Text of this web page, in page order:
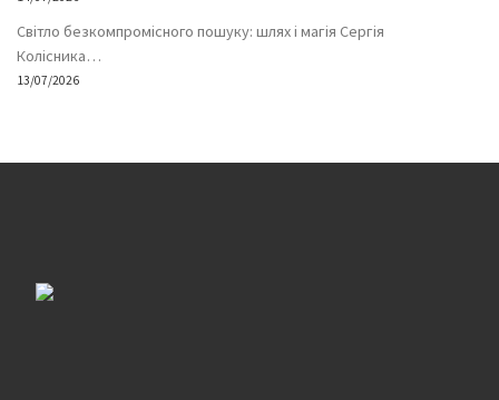
Світло безкомпромісного пошуку: шлях і магія Сергія
Колісника…
13/07/2026